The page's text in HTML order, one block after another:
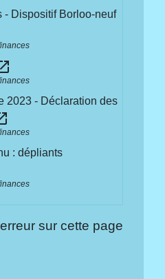
- Dispositif Borloo-neuf
2023 - Déclaration des
: dépliants
sur cette page